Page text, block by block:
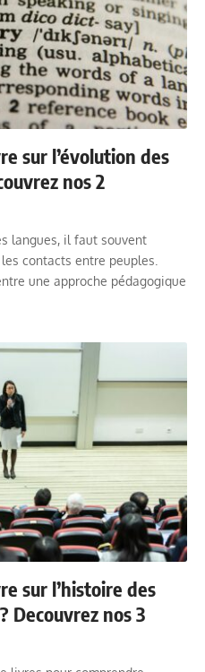
sur l’évolution des
nos 2
langues, il faut souvent
contacts entre peuples.
une approche pédagogique
sur l’histoire des
Decouvrez nos 3